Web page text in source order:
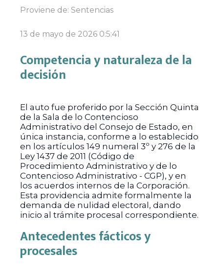
Proviene de: Sentencias
13 de mayo de 2026 0:5:41
Competencia y naturaleza de la
decisión
El auto fue proferido por la Sección Quinta
de la Sala de lo Contencioso
Administrativo del Consejo de Estado, en
única instancia, conforme a lo establecido
en los artículos 149 numeral 3º y 276 de la
Ley 1437 de 2011 (Código de
Procedimiento Administrativo y de lo
Contencioso Administrativo - CGP), y en
los acuerdos internos de la Corporación.
Esta providencia admite formalmente la
demanda de nulidad electoral, dando
inicio al trámite procesal correspondiente.
Antecedentes fácticos y
procesales